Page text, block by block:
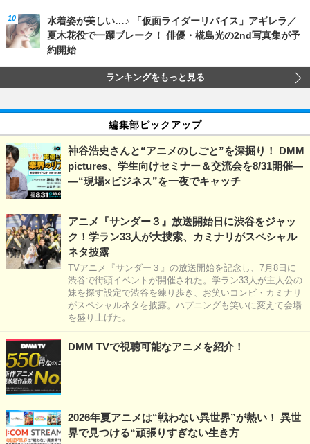
水着姿が美しい…♪ 「仮面ライダーリバイス」アギレラ／
夏木花役で一躍ブレーク！ 俳優・椛島光の2nd写真集が予
約開始
ランキングをもっと見る
編集部ピックアップ
神谷浩史さんと“アニメのしごと”を深掘り！ DMM
pictures、学生向けセミナー＆交流会を8/31開催―
―“現場×ビジネス”を一夜でキャッチ
アニメ『サンダー３』放送開始日に渋谷をジャッ
ク！学ラン33人が大捜索、カミナリがスペシャル
ネタ披露
TVアニメ『サンダー３』の放送開始を記念し、7月8日に
渋谷で街頭イベントが開催された。学ラン33人が主人公の
妹を探す設定で渋谷を練り歩き、お笑いコンビ・カミナリ
がスペシャルネタを披露。ハプニングも笑いに変えて会場
を盛り上げた。
DMM TVで視聴可能なアニメを紹介！
2026年夏アニメは“戦わない異世界”が熱い！ 異世
界で見つける“頑張りすぎない生き方